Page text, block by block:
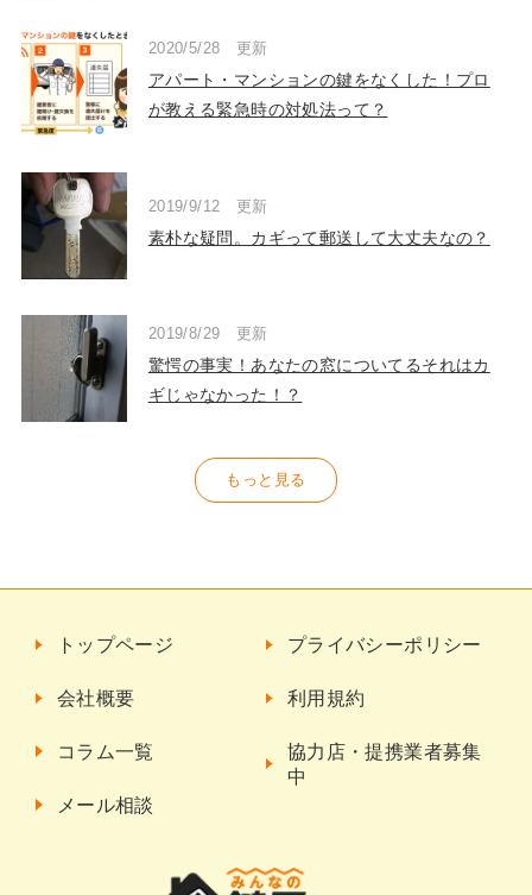
2020/5/28 更新
アパート・マンションの鍵をなくした！プロ
が教える緊急時の対処法って？
2019/9/12 更新
素朴な疑問。カギって郵送して大丈夫なの？
2019/8/29 更新
驚愕の事実！あなたの窓についてるそれはカ
ギじゃなかった！？
もっと見る
トップページ
会社概要
コラム一覧
メール相談
プライバシーポリシー
利用規約
協力店・提携業者募集
中